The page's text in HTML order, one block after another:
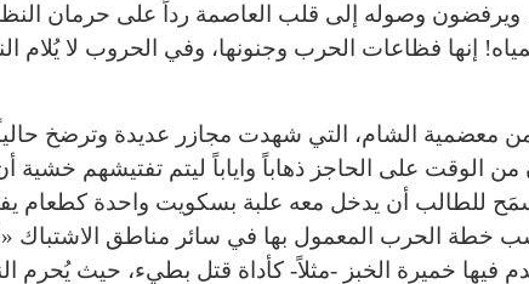
وصوله إلى قلب العاصمة رداً على حرمان
إنها فظاعات الحرب وجنونها، وفي الحروب لا يُلام
معضمية الشام، التي شهدت مجازر عديدة وترضخ
الوقت على الحاجز ذهاباً واياباً ليتم تفتيشهم خشية أن
للطالب أن يدخل معه علبة بسكويت واحدة كطعام
خطة الحرب المعمول بها في سائر مناطق الاشتباك
فيها خميرة الخبز -مثلاً- كأداة قتل بطيء، حيث يُحرم